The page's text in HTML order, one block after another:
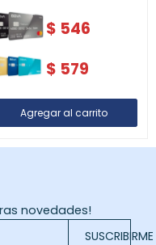
$ 546
$ 579
novedades!
SUSCRIBIRME